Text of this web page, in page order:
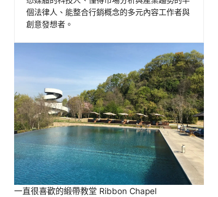
個法律人、能整合行銷概念的多元內容工作者與
創意發想者。
一直很喜歡的緞帶教堂 Ribbon Chapel